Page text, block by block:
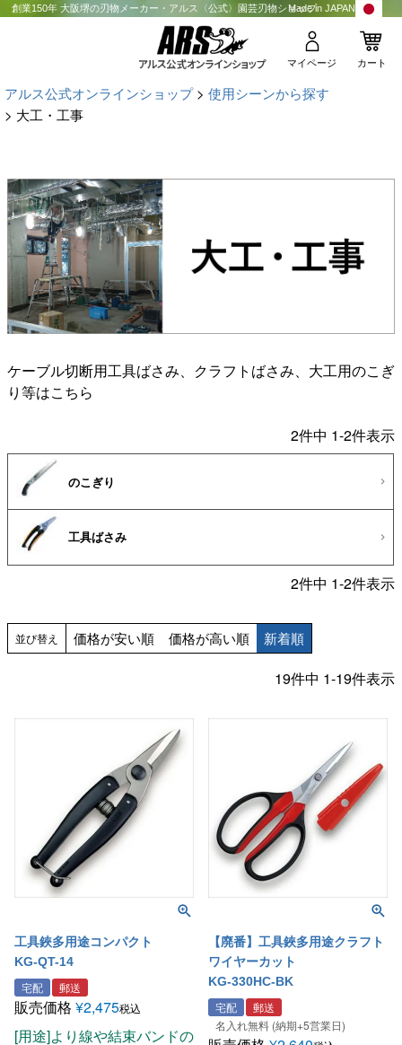
創業150年 大阪堺の刃物メーカー・アルス〈公式〉園芸刃物ショップMade in JAPAN
マイページ カート
アルス公式オンラインショップ
使用シーンから探す
大工・工事
ケーブル切断用工具ばさみ、クラフトばさみ、大工用のこぎ
り等はこちら
2件中 1-2件表示
のこぎり
工具ばさみ
2件中 1-2件表示
並び替え 価格が安い順 価格が高い順 新着順
19件中 1-19件表示
工具鋏多用途コンパクト
KG-QT-14
宅配 郵送
販売価格 ¥2,475税込
[用途]より線や結束バンドの
【廃番】工具鋏多用途クラフト
ワイヤーカット
KG-330HC-BK
宅配
郵送
名入れ無料 (納期+5営業日)